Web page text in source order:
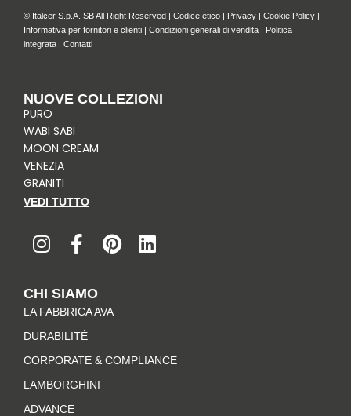
© Italcer S.p.A. SB All Right Reserved | Codice etico | Privacy | Cookie Policy |
Informativa per fornitori e clienti | Condizioni generali di vendita | Politica
integrata | Contatti
NUOVE COLLEZIONI
PURO
WABI SABI
MOON CREAM
VENEZIA
GRANITI
VEDI TUTTO
n
s
a
g
r
a
m
a
c
b
o
o
k
-
f
i
n
r
s
i
n
n
CHI SIAMO
LA FABBRICA AVA
DURABILITÉ
CORPORATE & COMPLIANCE
LAMBORGHINI
ADVANCE